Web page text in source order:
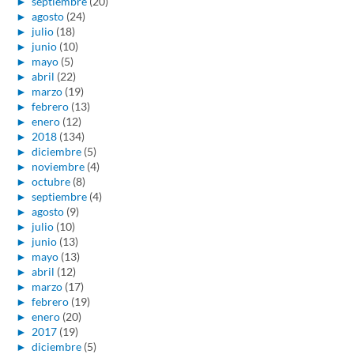
► agosto (24)
► julio (18)
► junio (10)
► mayo (5)
► abril (22)
► marzo (19)
► febrero (13)
► enero (12)
► 2018 (134)
► diciembre (5)
► noviembre (4)
► octubre (8)
► septiembre (4)
► agosto (9)
► julio (10)
► junio (13)
► mayo (13)
► abril (12)
► marzo (17)
► febrero (19)
► enero (20)
► 2017 (19)
► diciembre (5)